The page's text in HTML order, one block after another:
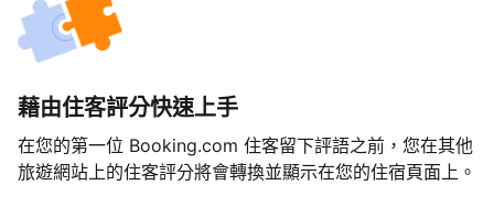
藉由住客評分快速上手
在您的第一位 Booking.com 住客留下評語之前，您在其他
旅遊網站上的住客評分將會轉換並顯示在您的住宿頁面上。